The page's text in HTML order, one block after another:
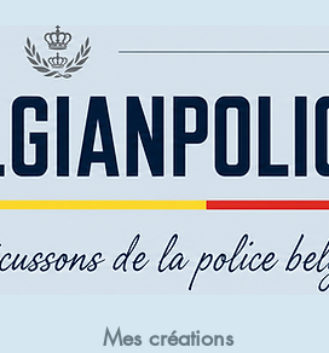
Mes créations